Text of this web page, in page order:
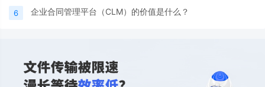
6 企业合同管理平台（CLM）的价值是什么？